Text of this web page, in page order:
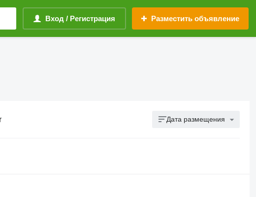
Вход / Регистрация Разместить объявление
Дата размещения